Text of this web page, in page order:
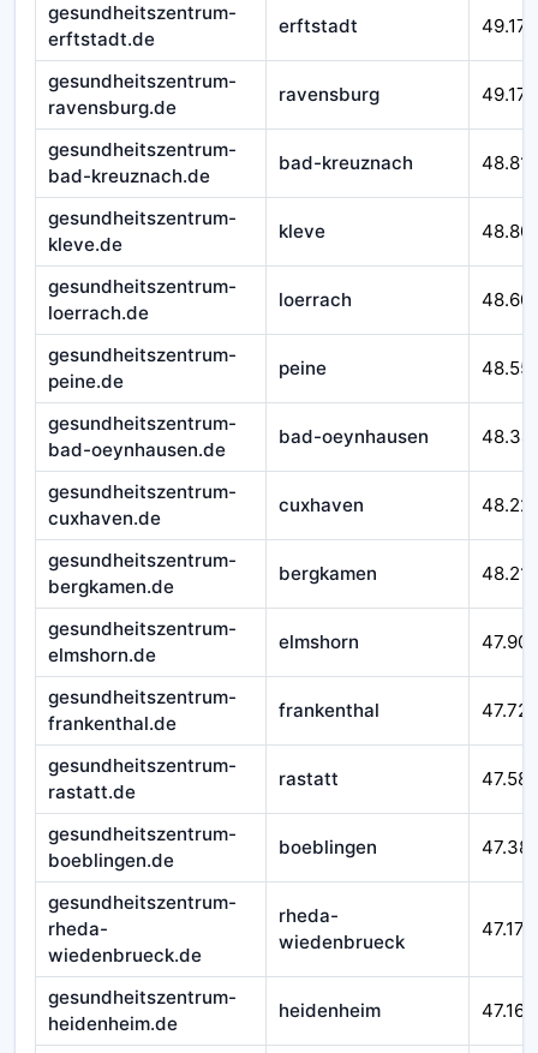
gesundheitszentrum-
erftstadt.de
erftstadt 49.179
gesundheitszentrum-
ravensburg.de
ravensburg 49.172
gesundheitszentrum-
bad-kreuznach.de
bad-kreuznach
gesundheitszentrum-
kleve.de
kleve
gesundheitszentrum-
loerrach.de
loerrach 48.601
gesundheitszentrum-
peine.de
peine
gesundheitszentrum-
bad-oeynhausen.de
bad-oeynhausen
gesundheitszentrum-
cuxhaven.de
cuxhaven 48.221
gesundheitszentrum-
bergkamen.de
bergkamen 48.218
gesundheitszentrum-
elmshorn.de
elmshorn 47.907
gesundheitszentrum-
frankenthal.de
frankenthal 47.727
gesundheitszentrum-
rastatt.de
rastatt 47.586
gesundheitszentrum-
boeblingen.de
boeblingen
gesundheitszentrum-
rheda-
wiedenbrueck.de
rheda-
wiedenbrueck
47.177
gesundheitszentrum-
heidenheim.de
heidenheim 47.164